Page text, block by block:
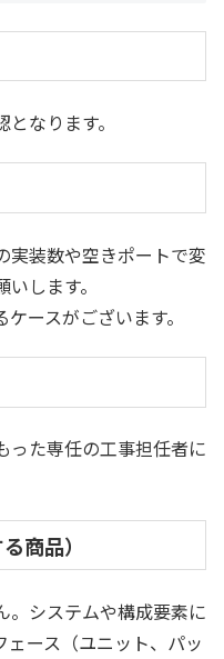
なります。
実装数や空きポートで変
します。
ースがございます。
った専任の工事担任者に
商品）
。システムや構成要素に
ース（ユニット、パッ